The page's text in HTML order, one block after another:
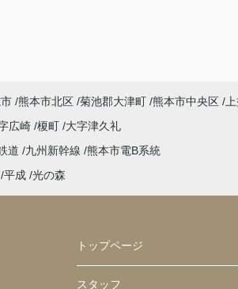
熊本市北区 菊池郡大津町 熊本市中央区
広崎 榎町 大字津久礼
道 九州新幹線 熊本市電B系統
平成 光の森
トップページ
スタッフ